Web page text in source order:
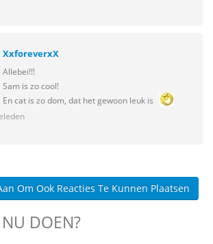
XxforeverxX
Allebei!!!
Sam is zo cool!
En cat is zo dom, dat het gewoon leuk is
Om Ook Reacties Te Kunnen Plaatsen
DOEN?